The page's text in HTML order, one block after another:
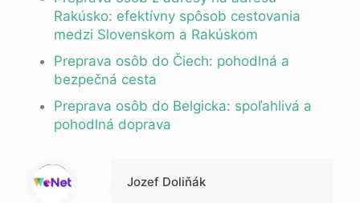
Rakúsko: efektívny spôsob cestovania
medzi Slovenskom a Rakúskom
Preprava osôb do Čiech: pohodlná a
bezpečná cesta
Preprava osôb do Belgicka: spoľahlivá a
pohodlná doprava
Warning
: Trying to access array offset on value of type null in
/data/0/7/073b19f9-70d4-4431-9f10-0d1be3788d35/multibox.sk/web/clanky/wp-content/themes/betheme-child/includes/content-single.php
on line
286
Jozef Doliňák